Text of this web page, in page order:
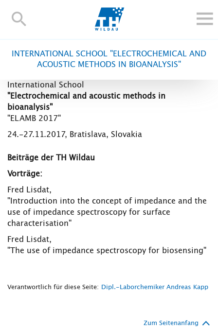
TH-
IM STUDIUM
FORSCHUNG UND TRANSFER
ALUMNI
HOCHSCHULE
Blogs Kontakt und Anfahrt
TH Online-Portal
INTERNATIONAL SCHOOL "ELECTROCHEMICAL AND
ACOUSTIC METHODS IN BIOANALYSIS"
International School
"Electrochemical and acoustic methods in
bioanalysis"
"ELAMB 2017"
24.-27.11.2017, Bratislava, Slovakia
Beiträge der TH Wildau
Vorträge:
Fred Lisdat,
"Introduction into the concept of impedance and the
use of impedance spectroscopy for surface
characterisation"
Fred Lisdat,
"The use of impedance spectroscopy for biosensing"
Verantwortlich für diese Seite: Dipl.-Laborchemiker Andreas Kapp
Zum Seitenanfang